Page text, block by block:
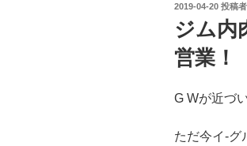
投
日:
2019-04-20 投稿
ジム内
営業！
G Wが近づ
ただ今イ-グ